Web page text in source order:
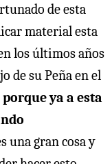
de esta
material esta
los últimos años
de su Peña en el
ya a esta
una gran cosa y